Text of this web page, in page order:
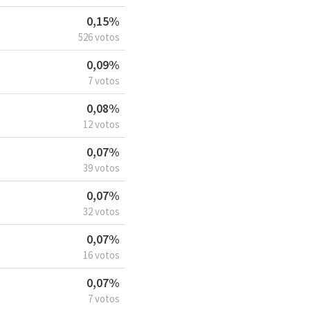
0,15%
526 votos
0,09%
7 votos
0,08%
12 votos
0,07%
39 votos
0,07%
32 votos
0,07%
16 votos
0,07%
7 votos